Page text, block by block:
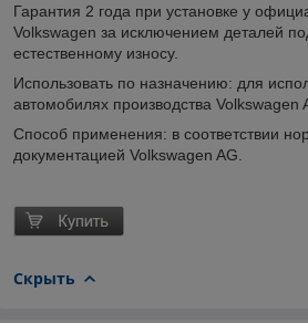
Гарантия 2 года при установке у
Volkswagen за исключением деталей
естественному износу.
Использовать по назначению: для
автомобилях производства Volkswagen
Способ применения: в соответствии
документацией Volkswagen AG.
Скрыть